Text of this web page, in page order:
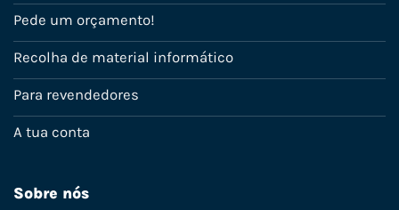
Pede um orçamento!
Recolha de material informático
Para revendedores
A tua conta
Sobre nós